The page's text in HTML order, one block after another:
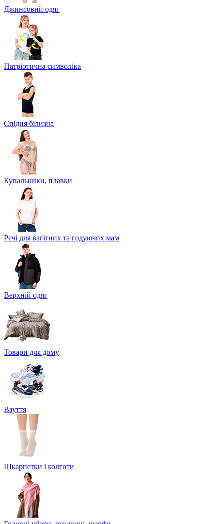
Джинсовий одяг
Патріотична символіка
Спідня білизна
Купальники, плавки
Речі для вагітних та годуючих мам
Верхній одяг
Товари для дому
Взуття
Шкарпетки і колготи